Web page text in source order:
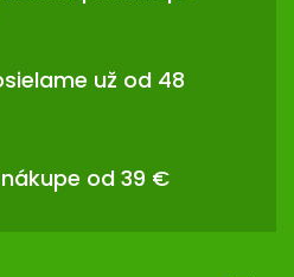
už od 48
od 39 €